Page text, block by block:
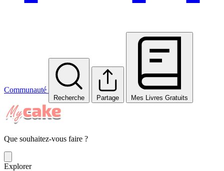
Communauté
Recherche Partage Mes Livres Gratuits
Que souhaitez-vous faire ?
Explorer